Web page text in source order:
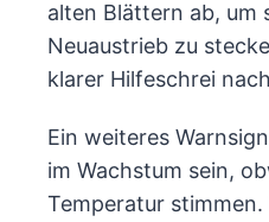
alten Blättern ab, um
Neuaustrieb zu
klarer Hilfeschrei
Ein weiteres
im Wachstum sein,
Temperatur stimmen.